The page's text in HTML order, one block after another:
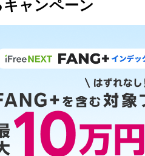
キャンペーン